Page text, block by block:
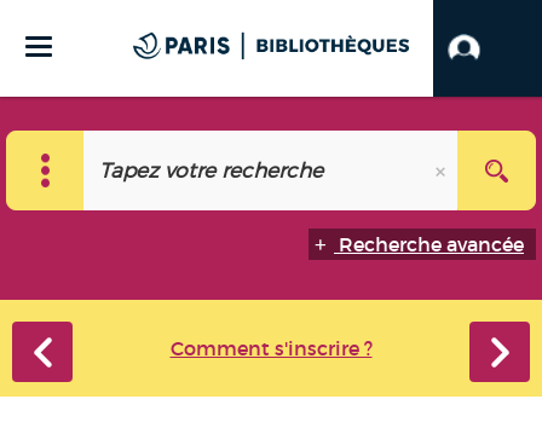
Recherche avancée
Comment s'inscrire ?